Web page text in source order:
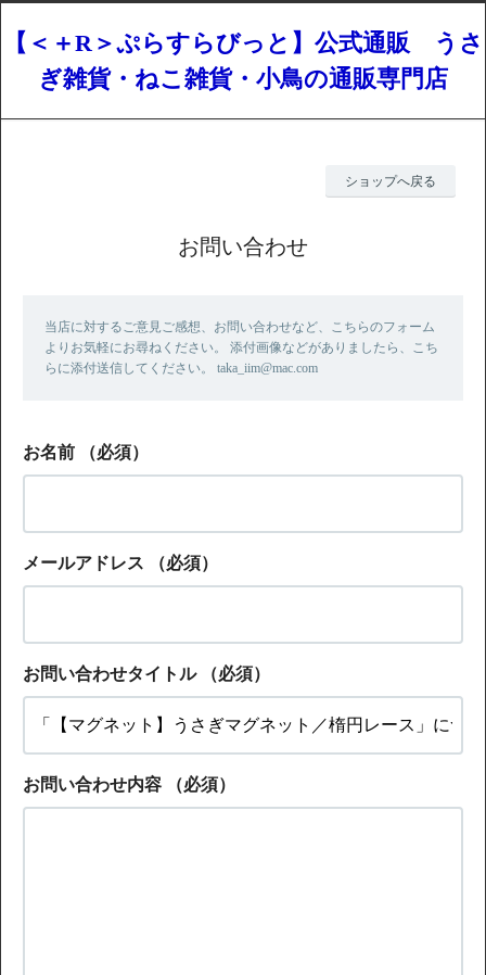
【＜＋R＞ぷらすらびっと】公式通販 うさ
ぎ雑貨・ねこ雑貨・小鳥の通販専門店
ショップへ戻る
お問い合わせ
当店に対するご意見ご感想、お問い合わせなど、こちらのフォーム
よりお気軽にお尋ねください。 添付画像などがありましたら、こち
らに添付送信してください。 taka_iim@mac.com
お名前 （必須）
メールアドレス （必須）
お問い合わせタイトル （必須）
お問い合わせ内容 （必須）